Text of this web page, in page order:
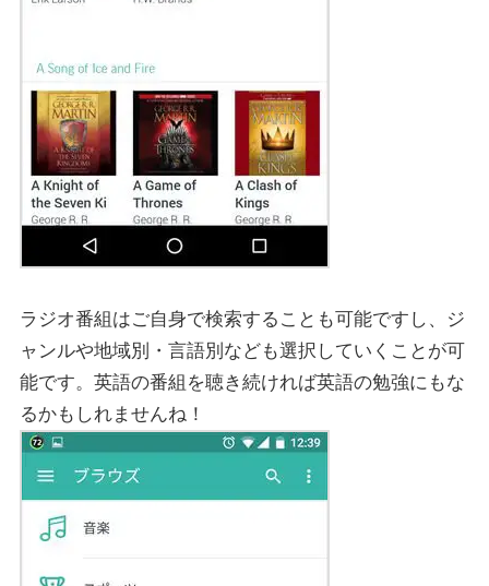
ラジオ番組はご自身で検索することも可能ですし、ジ
ャンルや地域別・言語別なども選択していくことが可
能です。英語の番組を聴き続ければ英語の勉強にもな
るかもしれませんね！